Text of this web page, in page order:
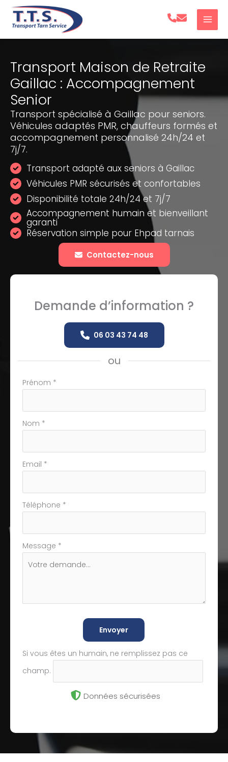
Aller
Transport Maison de Retraite
Gaillac : Accompagnement
Senior
Transport spécialisé à Gaillac pour seniors.
Véhicules adaptés PMR, chauffeurs formés et
accompagnement personnalisé 24h/24 et
7j/7.
Transport adapté aux seniors à Gaillac
Véhicules PMR sécurisés et confortables
Disponibilité totale 24h/24 et 7j/7
Accompagnement humain et bienveillant
garanti
Réservation simple pour Ehpad tarnais
Contactez-nous
Demande d’information ?
06 03 43 74 48
ou
Formulaire
téléphone
Prénom *
Nom *
Email *
Téléphone *
Message *
Envoyer
Si vous êtes un humain, ne remplissez pas ce
champ.
Données sécurisées